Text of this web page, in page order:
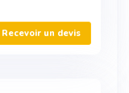
Recevoir un devis